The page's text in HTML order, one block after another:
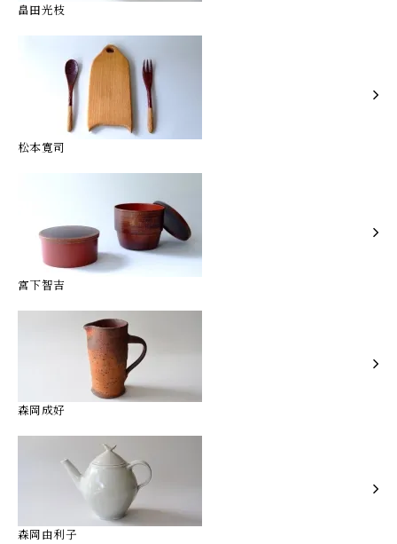
畠田光枝
松本寛司
宮下智吉
森岡成好
森岡由利子